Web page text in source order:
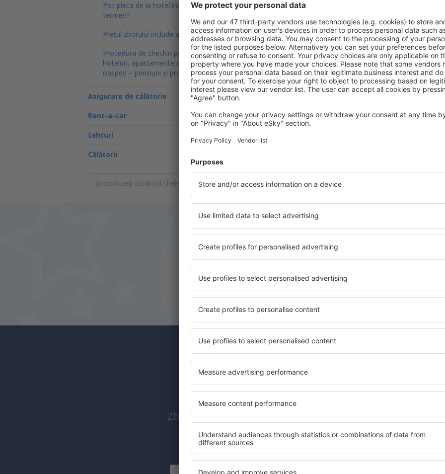
Pot pleca de la hotel înainte de
termen?
Prețul zborului include asigurarea?
Procedura de checkin pentru
hoteluri, apartamente și case de
oaspeți – pensiuni și proprietăți
Asigurare de călătorie
Rent-a-car
Iahturi
Călătorii
Nu acoperă complet subiectul
este prea lung
Trimiteți
Economiseşte timp și
Rezervă un pachet Zbor
pe eSky.ro!
Explorează
Abonații la newsletter
mult cu mai puțin
Zboruri ieftine, city break-uri, vacanțe – profită de ofertele
tuturor.
Trimitem doar ce e mai bun, pe cuvânt de turişti!